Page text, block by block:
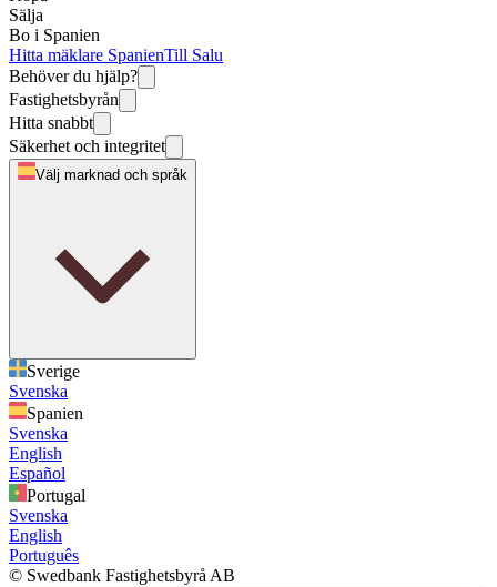
Sälja
Bo i Spanien
Hitta mäklare SpanienTill Salu
Behöver du hjälp?
Fastighetsbyrån
Hitta snabbt
Säkerhet och integritet
Välj marknad och språk
Sverige
Svenska
Spanien
Svenska
English
Español
Portugal
Svenska
English
Português
© Swedbank Fastighetsbyrå AB